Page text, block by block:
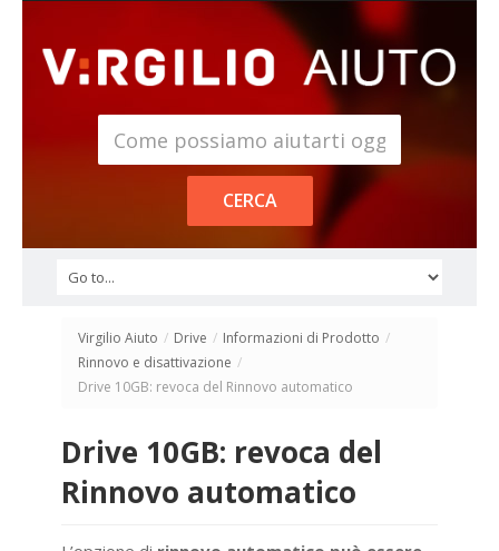
Virgilio Aiuto / Drive / Informazioni di Prodotto /
Rinnovo e disattivazione /
Drive 10GB: revoca del Rinnovo automatico
Drive 10GB: revoca del
Rinnovo automatico